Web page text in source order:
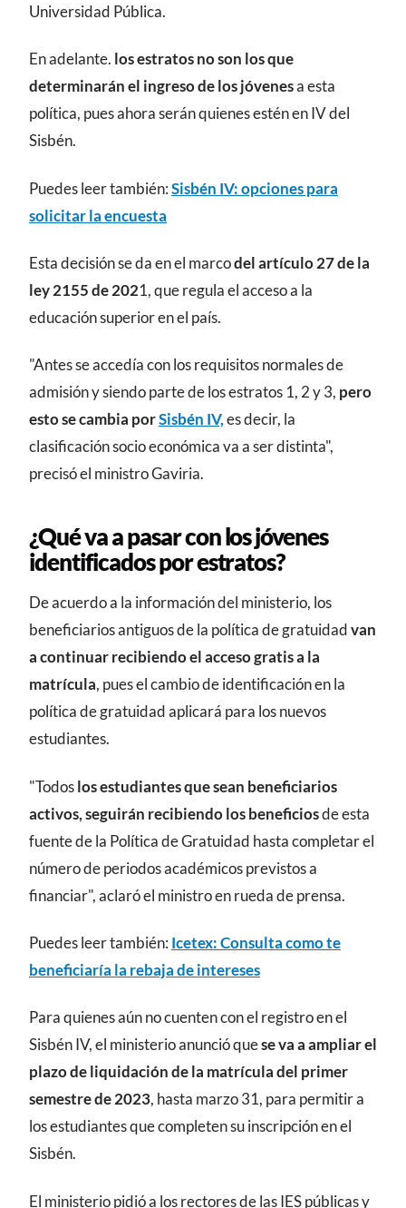
Universidad Pública.
En adelante. los estratos no son los que
determinarán el ingreso de los jóvenesa esta
política, pues ahora serán quienes estén en IV del
Sisbén.
Puedes leer también:Sisbén IV: opciones para
solicitar la encuesta
Esta decisión se da en el marcodel artículo 27 de la
ley 2155 de 2021, que regula el acceso a la
educación superior en el país.
"Antes se accedía con los requisitos normales de
admisión y siendo parte de los estratos 1, 2 y 3, pero
esto se cambia porSisbén IV,es decir, la
clasificación socio económica va a ser distinta",
precisó el ministro Gaviria.
¿Qué va a pasar con los jóvenes
identificados por estratos?
De acuerdo a la información del ministerio, los
beneficiarios antiguos de la política de gratuidadvan
a continuar recibiendo el acceso gratis a la
matrícula, pues el cambio de identificación en la
política de gratuidad aplicará para los nuevos
estudiantes.
"Todoslos estudiantes que sean beneficiarios
activos, seguirán recibiendo los beneficiosde esta
fuente de la Política de Gratuidad hasta completar el
número de periodos académicos previstos a
financiar", aclaró el ministro en rueda de prensa.
Puedes leer también: Icetex: Consulta como te
beneficiaría la rebaja de intereses
Para quienes aún no cuenten con el registro en el
Sisbén IV, el ministerio anunció quese va a ampliar el
plazo de liquidación de la matrícula del primer
semestre de 2023, hasta marzo 31, para permitir a
los estudiantes que completen su inscripción en el
Sisbén.
El ministerio pidió a los rectores de las IES públicas y